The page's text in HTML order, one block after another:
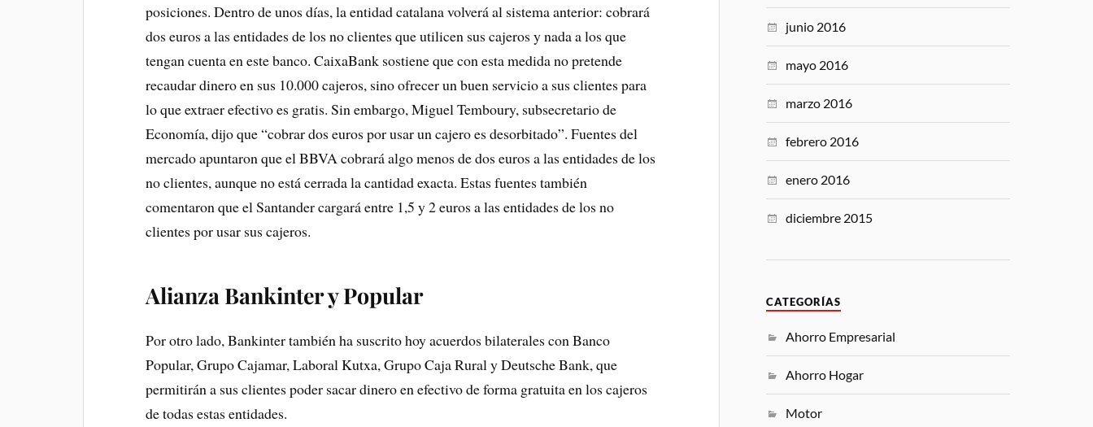
posiciones. Dentro de unos días, la entidad catalana volverá al sistema anterior: cobrará
dos euros a las entidades de los no clientes que utilicen sus cajeros y nada a los que
tengan cuenta en este banco. CaixaBank sostiene que con esta medida no pretende
recaudar dinero en sus 10.000 cajeros, sino ofrecer un buen servicio a sus clientes para
lo que extraer efectivo es gratis. Sin embargo, Miguel Temboury, subsecretario de
Economía, dijo que “cobrar dos euros por usar un cajero es desorbitado”. Fuentes del
mercado apuntaron que el BBVA cobrará algo menos de dos euros a las entidades de los
no clientes, aunque no está cerrada la cantidad exacta. Estas fuentes también
comentaron que el Santander cargará entre 1,5 y 2 euros a las entidades de los no
clientes por usar sus cajeros.
Alianza Bankinter y Popular
Por otro lado, Bankinter también ha suscrito hoy acuerdos bilaterales con Banco
Popular, Grupo Cajamar, Laboral Kutxa, Grupo Caja Rural y Deutsche Bank, que
permitirán a sus clientes poder sacar dinero en efectivo de forma gratuita en los cajeros
de todas estas entidades.
junio 2016
mayo 2016
marzo 2016
febrero 2016
enero 2016
diciembre 2015
CATEGORÍAS
Ahorro Empresarial
Ahorro Hogar
Motor